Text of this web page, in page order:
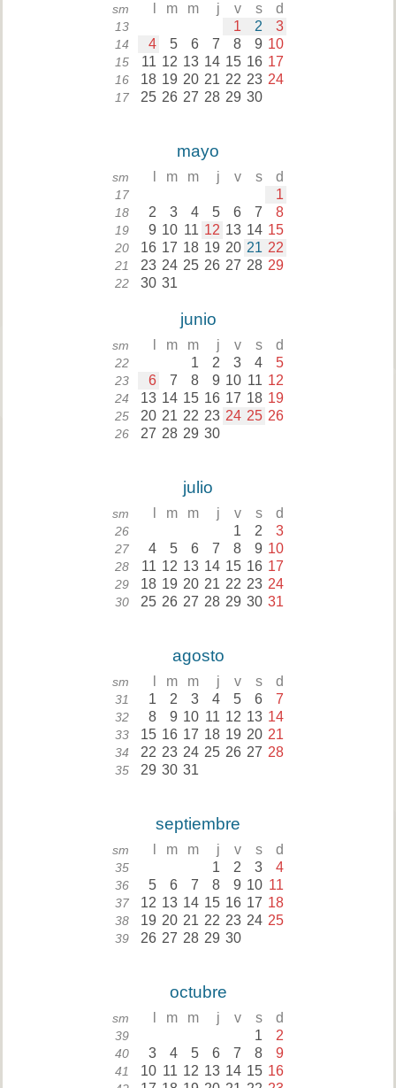
sm m m j v s d
13 1 2 3
14 4 5 6 7 8 9 10
15 11 12 13 14 15 16 17
16 18 19 20 21 22 23 24
17 25 26 27 28 29 30
mayo
sm m m j v s d
17 1
18 2 3 4 5 6 7 8
19 9 10 11 12 13 14 15
20 16 17 18 19 20 21 22
21 23 24 25 26 27 28 29
22 30 31
junio
sm m m j v s d
22 1 2 3 4 5
23 6 7 8 9 10 11 12
24 13 14 15 16 17 18 19
25 20 21 22 23 24 25 26
26 27 28 29 30
julio
sm m m j v s d
26 1 2 3
27 4 5 6 7 8 9 10
28 11 12 13 14 15 16 17
29 18 19 20 21 22 23 24
30 25 26 27 28 29 30 31
agosto
sm m m j v s d
31 1 2 3 4 5 6 7
32 8 9 10 11 12 13 14
33 15 16 17 18 19 20 21
34 22 23 24 25 26 27 28
35 29 30 31
septiembre
sm m m j v s d
35 1 2 3 4
36 5 6 7 8 9 10 11
37 12 13 14 15 16 17 18
38 19 20 21 22 23 24 25
39 26 27 28 29 30
octubre
sm m m j v s d
39 1 2
40 3 4 5 6 7 8 9
41 10 11 12 13 14 15 16